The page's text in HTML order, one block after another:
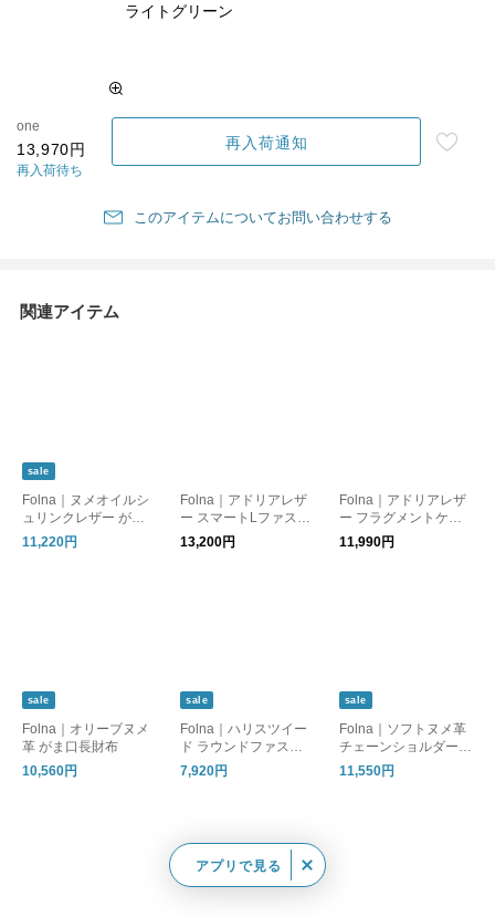
ライトグリーン
one
13,970円
再入荷待ち
再入荷通知
このアイテムについてお問い合わせする
関連アイテム
sale
Folna｜ヌメオイルシ
ュリンクレザー がま
口長財布
11,220円
Folna｜アドリアレザ
ー スマートLファスナ
ー長財布
13,200円
Folna｜アドリアレザ
ー フラグメントケー
ス
11,990円
sale
Folna｜オリーブヌメ
革 がま口長財布
10,560円
sale
Folna｜ハリスツイー
ド ラウンドファスナ
ー長財布 HARRIS TW
EED
7,920円
sale
Folna｜ソフトヌメ革
チェーンショルダー付
き・がま口長財布
11,550円
アプリで見る